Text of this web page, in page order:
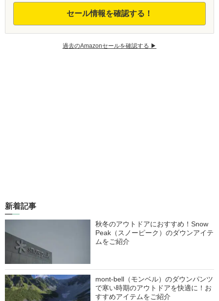
セール情報を確認する！
過去のAmazonセールを確認する ▶︎
新着記事
秋冬のアウトドアにおすすめ！Snow
Peak（スノーピーク）のダウンアイテ
ムをご紹介
mont-bell（モンベル）のダウンパンツ
で寒い時期のアウトドアを快適に！お
すすめアイテムをご紹介